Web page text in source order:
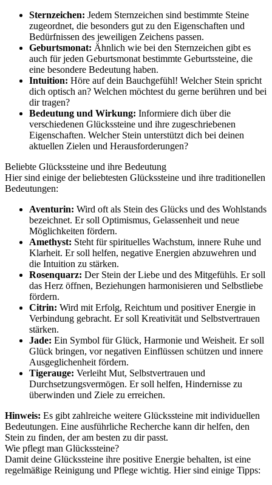
Sternzeichen: Jedem Sternzeichen sind bestimmte Steine
zugeordnet, die besonders gut zu den Eigenschaften und
Bedürfnissen des jeweiligen Zeichens passen.
Geburtsmonat: Ähnlich wie bei den Sternzeichen gibt es
auch für jeden Geburtsmonat bestimmte Geburtssteine, die
eine besondere Bedeutung haben.
Intuition: Höre auf dein Bauchgefühl! Welcher Stein spricht
dich optisch an? Welchen möchtest du gerne berühren und bei
dir tragen?
Bedeutung und Wirkung: Informiere dich über die
verschiedenen Glückssteine und ihre zugeschriebenen
Eigenschaften. Welcher Stein unterstützt dich bei deinen
aktuellen Zielen und Herausforderungen?
Beliebte Glückssteine und ihre Bedeutung
Hier sind einige der beliebtesten Glückssteine und ihre traditionellen
Bedeutungen:
Aventurin: Wird oft als Stein des Glücks und des Wohlstands
bezeichnet. Er soll Optimismus, Gelassenheit und neue
Möglichkeiten fördern.
Amethyst: Steht für spirituelles Wachstum, innere Ruhe und
Klarheit. Er soll helfen, negative Energien abzuwehren und
die Intuition zu stärken.
Rosenquarz: Der Stein der Liebe und des Mitgefühls. Er soll
das Herz öffnen, Beziehungen harmonisieren und Selbstliebe
fördern.
Citrin: Wird mit Erfolg, Reichtum und positiver Energie in
Verbindung gebracht. Er soll Kreativität und Selbstvertrauen
stärken.
Jade: Ein Symbol für Glück, Harmonie und Weisheit. Er soll
Glück bringen, vor negativen Einflüssen schützen und innere
Ausgeglichenheit fördern.
Tigerauge: Verleiht Mut, Selbstvertrauen und
Durchsetzungsvermögen. Er soll helfen, Hindernisse zu
überwinden und Ziele zu erreichen.
Hinweis: Es gibt zahlreiche weitere Glückssteine mit individuellen
Bedeutungen. Eine ausführliche Recherche kann dir helfen, den
Stein zu finden, der am besten zu dir passt.
Wie pflegt man Glückssteine?
Damit deine Glückssteine ihre positive Energie behalten, ist eine
regelmäßige Reinigung und Pflege wichtig. Hier sind einige Tipps: